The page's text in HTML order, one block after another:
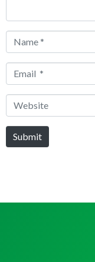
Name
Email
Website
Submit